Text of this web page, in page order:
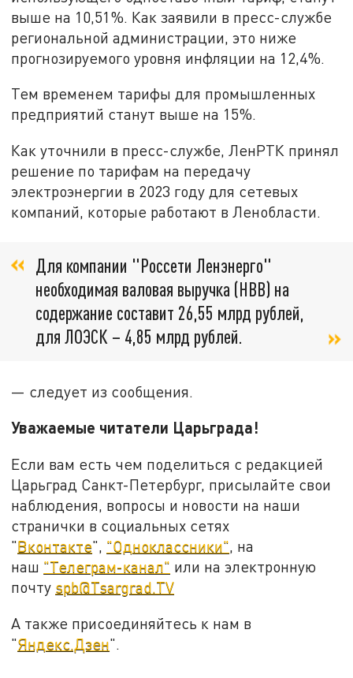
выше на 10,51%. Как заявили в пресс-службе
региональной администрации, это ниже
прогнозируемого уровня инфляции на 12,4%.
Тем временем тарифы для промышленных
предприятий станут выше на 15%.
Как уточнили в пресс-службе, ЛенРТК принял
решение по тарифам на передачу
электроэнергии в 2023 году для сетевых
компаний, которые работают в Ленобласти.
Для компании "Россети Ленэнерго"
необходимая валовая выручка (НВВ) на
содержание составит 26,55 млрд рублей,
для ЛОЭСК – 4,85 млрд рублей.
— следует из сообщения.
Уважаемые читатели Царьграда!
Если вам есть чем поделиться с редакцией
Царьград Санкт-Петербург, присылайте свои
наблюдения, вопросы и новости на наши
странички в социальных сетях
"Вконтакте", "Одноклассники", на
наш "Телеграм-канал" или на электронную
почту spb@Tsargrad.TV
А также присоединяйтесь к нам в
"Яндекс.Дзен".